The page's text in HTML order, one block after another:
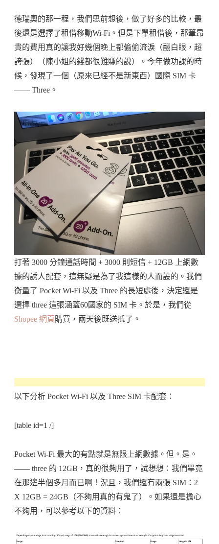
德瑞奧的那一程，我們思前想後，做了好多的比較，最
後還是選擇了租借移動Wi-Fi。但是下單租借後，那筆昂
貴的費用真的讓我好幾個晚上都偷偷流淚（翻白眼，超
誇張）（陳小姐的錢都很難賺的說）。今年做功課的時
候，發現了一個（原來已經不是新東西）國際 SIM 卡
—— Three。
打著 3000 分鐘通話時間 + 3000 則短信 + 12GB 上網數
據的誘人配套，這無疑是為了我這樣的人而設的。我們
衡量了 Pocket Wi-Fi 以及 Three 的長短處後，決定還是
選擇 three 這張涵蓋60國家的 SIM 卡。於是，我們從
Shopee 網頁購買，兩天後既送抵了。
以下分析 Pocket Wi-Fi 以及 Three SIM 卡配套：
[table id=1 /]
Pocket Wi-Fi 最大的有點就是無限上網數據。但。是。
—— three 的 12GB，真的很夠用了，試想想：我們畢竟
在那邊半個多月而已啊！況且，我們還有兩張 SIM：2
X 12GB = 24GB（不夠用真的有鬼了）。如果還是擔心
不夠用，可以參考以下的資料：